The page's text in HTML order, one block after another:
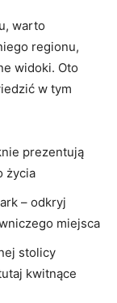
warto
regionu,
widoki. Oto
w ⁤tym
prezentują
życia
– ⁣odkryj
​miejsca
stolicy
kwitnące